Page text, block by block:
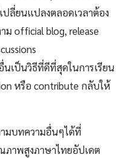
ปลี่ยนแปลงตลอดเวลาต้อง
ม official blog, release
นเป็นวิธีที่ดีที่สุดในการเรียน
หรือ contribute กลับให้
มบทความอื่นๆได้ที่
ภาพสูงภาษาไทยอัปเดต